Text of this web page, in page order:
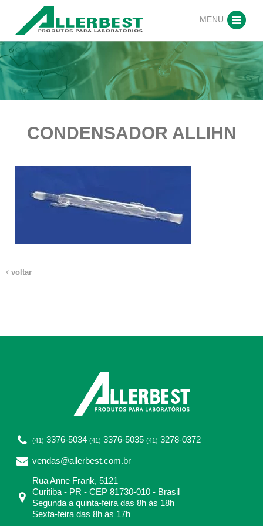
MENU
CONDENSADOR ALLIHN
voltar
(41) 3376-5034 (41) 3376-5035 (41) 3278-0372
vendas@allerbest.com.br
Rua Anne Frank, 5121
Curitiba - PR - CEP 81730-010 - Brasil
Segunda a quinta-feira das 8h às 18h
Sexta-feira das 8h às 17h